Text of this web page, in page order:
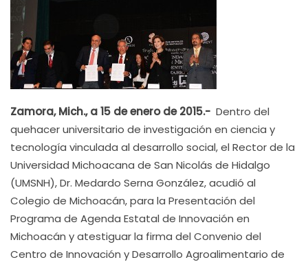
Zamora, Mich., a 15 de enero de 2015.- Dentro del
quehacer universitario de investigación en ciencia y
tecnología vinculada al desarrollo social, el Rector de la
Universidad Michoacana de San Nicolás de Hidalgo
(UMSNH), Dr. Medardo Serna González, acudió al
Colegio de Michoacán, para la Presentación del
Programa de Agenda Estatal de Innovación en
Michoacán y atestiguar la firma del Convenio del
Centro de Innovación y Desarrollo Agroalimentario de